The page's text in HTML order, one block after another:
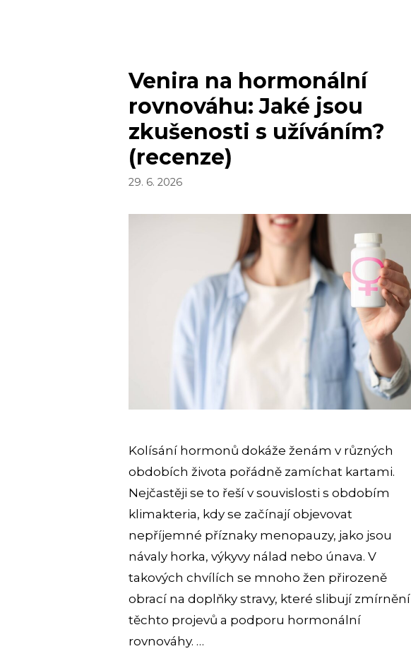
PITNÉHO
REŽIMU
Venira na hormonální
rovnováhu: Jaké jsou
zkušenosti s užíváním?
(recenze)
29. 6. 2026
Kolísání hormonů dokáže ženám v různých
obdobích života pořádně zamíchat kartami.
Nejčastěji se to řeší v souvislosti s obdobím
klimakteria, kdy se začínají objevovat
nepříjemné příznaky menopauzy, jako jsou
návaly horka, výkyvy nálad nebo únava. V
takových chvílích se mnoho žen přirozeně
obrací na doplňky stravy, které slibují zmírnění
těchto projevů a podporu hormonální
rovnováhy. …